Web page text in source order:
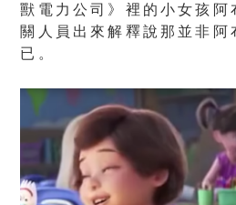
獸電力公司》裡的小女孩阿
關人員出來解釋說那並非阿
已。